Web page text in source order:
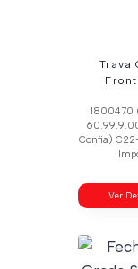
Trava
1800470
Confia)
Ver